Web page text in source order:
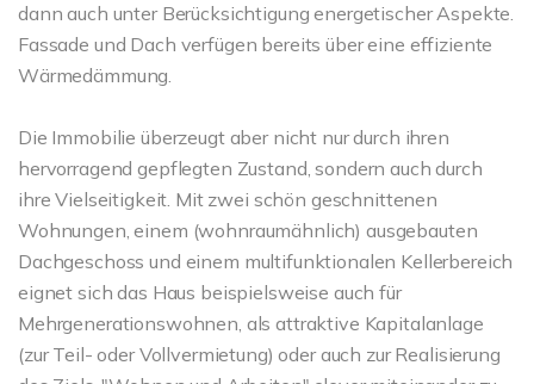
dann auch unter Berücksichtigung energetischer Aspekte.
Fassade und Dach verfügen bereits über eine effiziente
Wärmedämmung.
Die Immobilie überzeugt aber nicht nur durch ihren
hervorragend gepflegten Zustand, sondern auch durch
ihre Vielseitigkeit. Mit zwei schön geschnittenen
Wohnungen, einem (wohnraumähnlich) ausgebauten
Dachgeschoss und einem multifunktionalen Kellerbereich
eignet sich das Haus beispielsweise auch für
Mehrgenerationswohnen, als attraktive Kapitalanlage
(zur Teil- oder Vollvermietung) oder auch zur Realisierung